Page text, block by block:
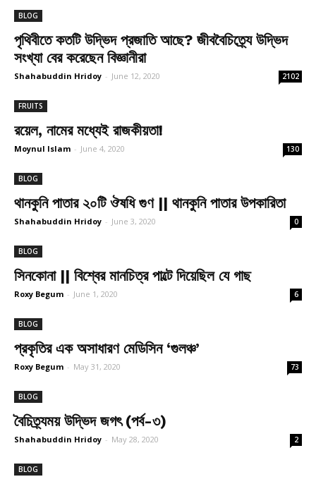
BLOG
পৃথিবীতে কতটি উদ্ভিদ প্রজাতি আছে? জীববৈচিত্র্যে উদ্ভিদ
সংখ্যা বের করেছেন বিজ্ঞানীরা
Shahabuddin Hridoy - June 12, 2020 2102
FRUITS
রয়েল, নামের মধ্যেই রাজকীয়তা!
Moynul Islam - June 4, 2020 130
BLOG
থানকুনি পাতার ২০টি ঔষধি গুণ || থানকুনি পাতার উপকারিতা
Shahabuddin Hridoy - June 3, 2020 0
BLOG
সিনকোনা || বিশ্বের মানচিত্র পাল্টে দিয়েছিল যে গাছ
Roxy Begum - June 1, 2020 6
BLOG
প্রকৃতির এক অসাধারণ মেডিসিন ‘গুলঞ্চ’
Roxy Begum - May 31, 2020 73
BLOG
বৈচিত্র্যময় উদ্ভিদ জগৎ (পর্ব-৩)
Shahabuddin Hridoy - May 28, 2020 2
BLOG